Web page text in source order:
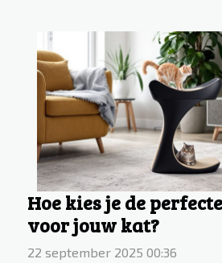
Hoe kies je de
voor jouw kat?
22 september 2025 00:36